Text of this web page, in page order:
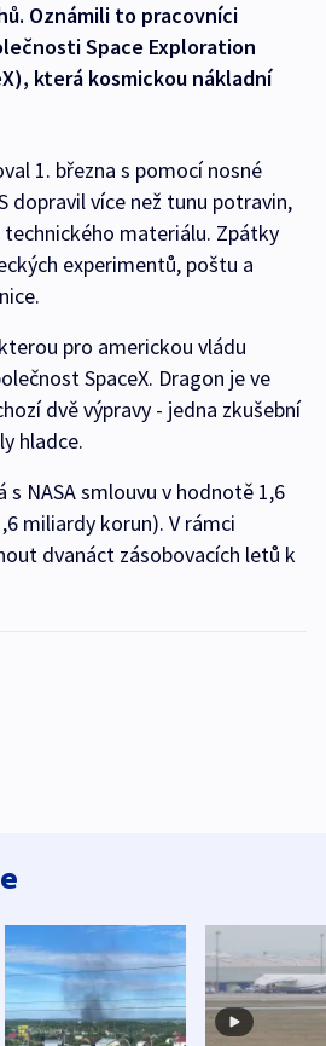
Oznámili to pracovníci
Space Exploration
která kosmickou nákladní
1. března s pomocí nosné
dopravil více než tunu potravin,
technického materiálu. Zpátky
experimentů, poštu a
pro americkou vládu
SpaceX. Dragon je ve
dvě výpravy - jedna zkušební
hladce.
s NASA smlouvu v hodnotě 1,6
miliardy korun). V rámci
dvanáct zásobovacích letů k